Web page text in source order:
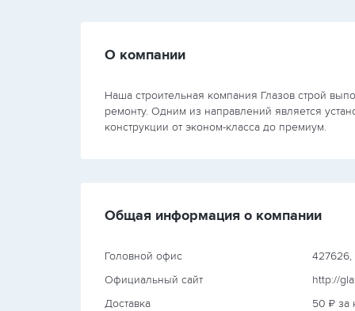
О компании
Наша строительная компания Глазов строй
ремонту. Одним из направлений является
конструкции от эконом-класса до премиум.
Общая информация о компании
Головной офис
427626,
Официальный сайт
http://
Доставка
50 ₽ за